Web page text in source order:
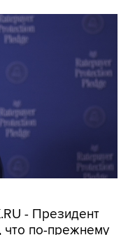
- Президент
с